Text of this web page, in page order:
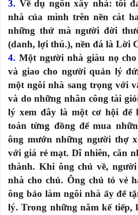
3. Về dụ ngôn xây nhà: tôi
nhà của mình trên nền cát
những thứ mà người đời
(danh, lợi thú.), nền đá là Lời
4. Một người nhà giàu nọ
và giao cho người quản lý
một ngôi nhà sang trọng với
và do những nhân công tài
lý xem đây là một cơ hội để
toán từng đồng để mua
ông mướn những người thợ
với giá rẻ mạt. Dĩ nhiên, căn
thành. Khi ông chủ về,
nhà cho chủ. Ông chủ tỏ vẻ
ông bảo làm ngôi nhà ấy để
lý. Trong những năm kế tiếp,